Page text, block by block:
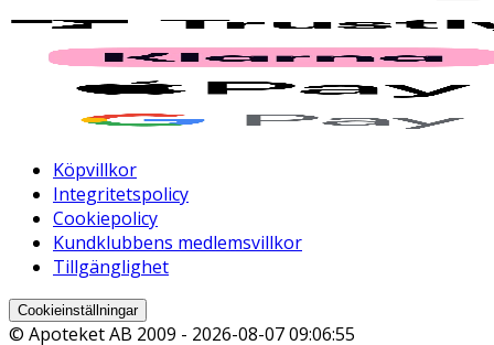
Köpvillkor
Integritetspolicy
Cookiepolicy
Kundklubbens medlemsvillkor
Tillgänglighet
Cookieinställningar
© Apoteket AB 2009 - 2026-08-07 09:06:55